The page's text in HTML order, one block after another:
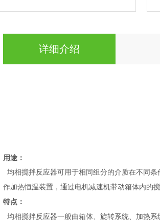
详细介绍
用途：
均相搅拌反应器可用于相同组分的介质在不同
作加热恒温装置，通过电机减速机带动箱体内的
特点：
均相搅拌反应器一般由箱体、旋转系统、加热